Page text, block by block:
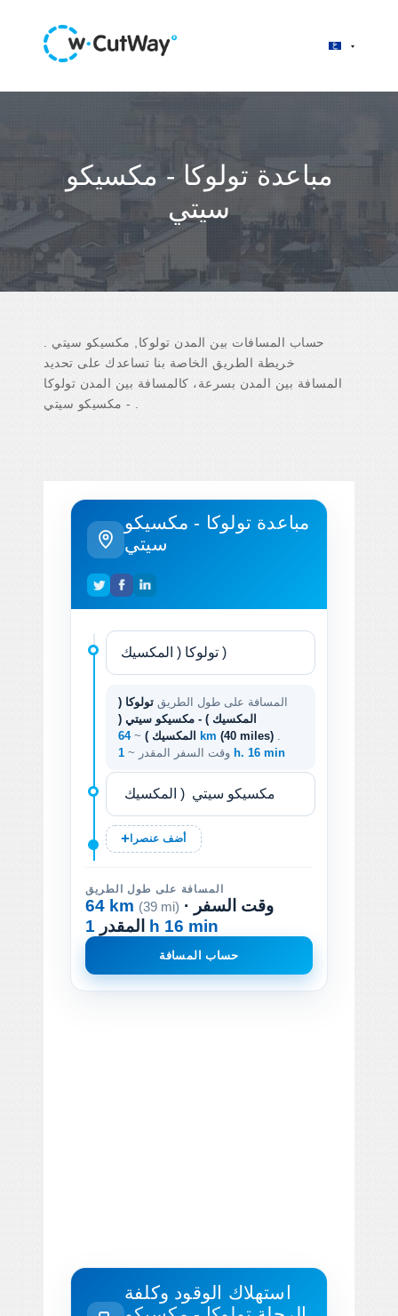
مباعدة تولوكا - مكسيكو
سيتي
حساب المسافات بين المدن تولوكا, مكسيكو سيتي .
خريطة الطريق الخاصة بنا تساعدك على تحديد
المسافة بين المدن بسرعة، كالمسافة بين المدن تولوكا
مباعدة تولوكا - مكسيكو
سيتي
المسافة على طول الطريق تولوكا (
المكسيك ) - مكسيكو سيتي (
المكسيك ) ~ 64 km (40 miles)
وقت السفر المقدر ~ 1 h. 16 min
أضف عنصرا
المسافة على طول الطريق
64 km (39 mi) · وقت السفر
المقدر 1 h 16 min
حساب المسافة
استهلاك الوقود وكلفة